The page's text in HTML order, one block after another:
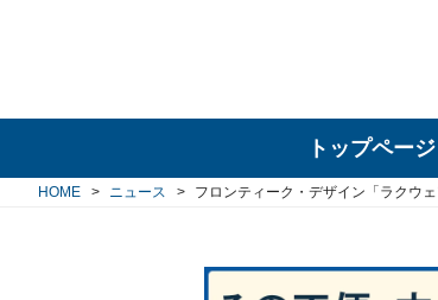
トップページ
HOME ニュース フロンティーク・デザイン「ラクウ